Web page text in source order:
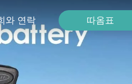
와 연락 따옴표